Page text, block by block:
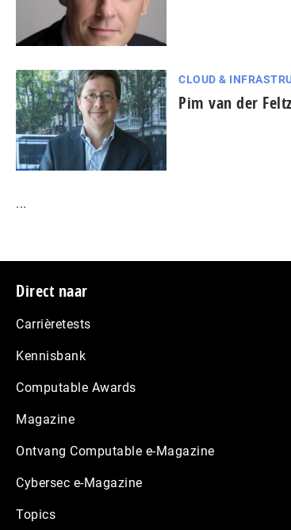
CLOUD &
Pim van der
...
Footer
Direct naar
Carrièretests
Kennisbank
Computable Awards
Magazine
Ontvang Computable e-Magazine
Cybersec e-Magazine
Topics